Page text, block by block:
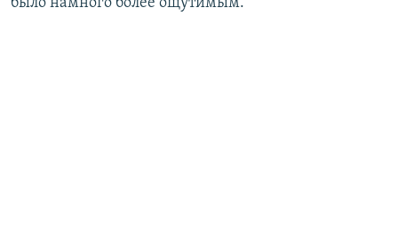
было намного более ощутимым.